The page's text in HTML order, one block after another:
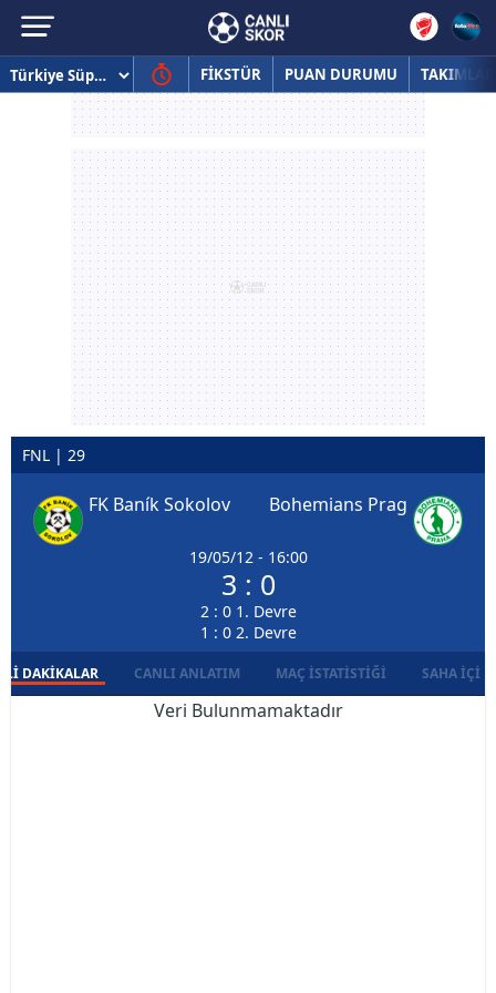
FİKSTÜR PUAN DURUMU TAKIMLAR
FNL | 29
FK Baník Sokolov
19/05/12 - 16:00
3 : 0
2 : 0 1. Devre
1 : 0 2. Devre
Bohemians Prag
DAKIKALAR CANLI ANLATIM MAÇ İSTATISTIĞI SAHA İÇI
Veri Bulunmamaktadır